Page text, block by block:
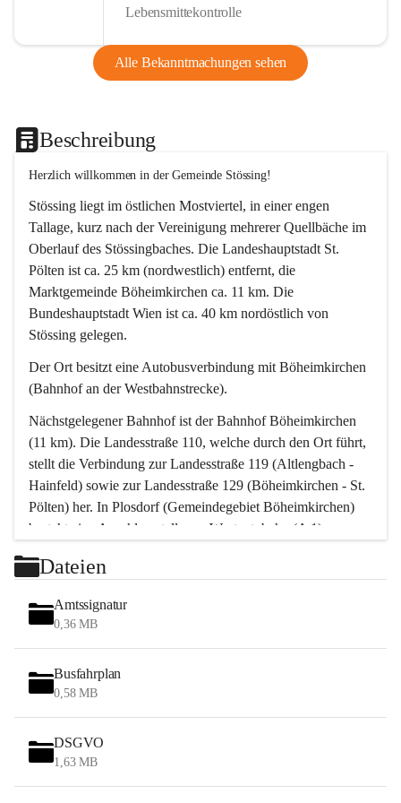
Lebensmittekontrolle
Alle Bekanntmachungen sehen
Beschreibung
Herzlich willkommen in der Gemeinde Stössing!
Stössing liegt im östlichen Mostviertel, in einer engen
Tallage, kurz nach der Vereinigung mehrerer Quellbäche im
Oberlauf des Stössingbaches. Die Landeshauptstadt St.
Pölten ist ca. 25 km (nordwestlich) entfernt, die
Marktgemeinde Böheimkirchen ca. 11 km. Die
Bundeshauptstadt Wien ist ca. 40 km nordöstlich von
Stössing gelegen.
Der Ort besitzt eine Autobusverbindung mit Böheimkirchen
(Bahnhof an der Westbahnstrecke).
Nächstgelegener Bahnhof ist der Bahnhof Böheimkirchen
(11 km). Die Landesstraße 110, welche durch den Ort führt,
stellt die Verbindung zur Landesstraße 119 (Altlengbach -
Hainfeld) sowie zur Landesstraße 129 (Böheimkirchen - St.
Pölten) her. In Plosdorf (Gemeindegebiet Böheimkirchen)
besteht eine Anschlussstelle zur Westautobahn (A 1).
Wien erreicht man in ca. 45 Minuten.
Stössing zählt noch zum Naherholungsraum Wien sowie
zum Naherholungsraum St. Pölten. Viele Bauernhöfe hatten
„ihre Wiener“. Seit 1960 bauten viele Wiener
Wochenendhäuser im Gemeindegebiet. Wegen des
waldreichen Jagdgebietes haben viele Jagdpächter ihre
Das Wandern ist aus touristischer Sicht die bedeutendste
Tätigkeit. Das hügelige Gebiet mit Wanderwegen durch
Wiesen, Wälder und Obstkulturen lädt dazu ein. Gefördert
Dateien
Amtssignatur
0,36 MB
Busfahrplan
0,58 MB
DSGVO
1,63 MB